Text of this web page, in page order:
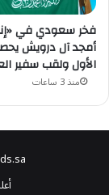
أمجد آل درويش
الأول ولقب سفير
منذ 3 ساعات